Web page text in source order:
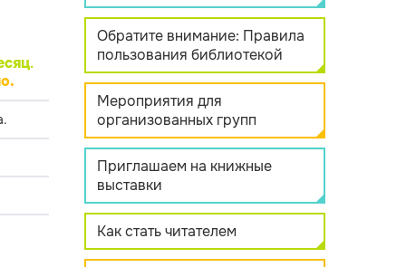
.
Обратите внимание: Правила
пользования библиотекой
Мероприятия для
организованных групп
Приглашаем на книжные
выставки
Как стать читателем